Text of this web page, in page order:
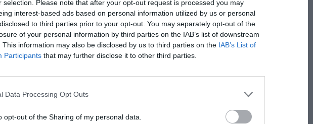
selection. Please note that after your opt-out request is processed you may
interest-based ads based on personal information utilized by us or personal
to third parties prior to your opt-out. You may separately opt-out of the
of your personal information by third parties on the IAB’s list of downstream
This information may also be disclosed by us to third parties on the IAB’s List of
Participants that may further disclose it to other third parties.
Data Processing Opt Outs
opt-out of the Sharing of my personal data.
nas do preferowanych źródeł w Google